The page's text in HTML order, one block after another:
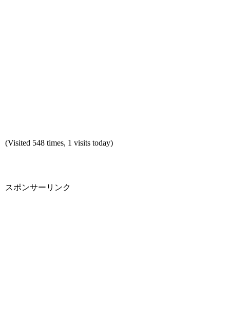
(Visited 548 times, 1 visits today)
スポンサーリンク